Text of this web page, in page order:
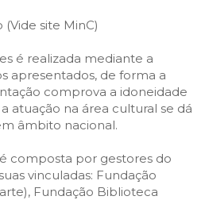
site MinC)
é realizada mediante a
apresentados, de forma a
comprova a idoneidade
atuação na área cultural se dá
âmbito nacional.
composta por gestores do
vinculadas: Fundação
Fundação Biblioteca